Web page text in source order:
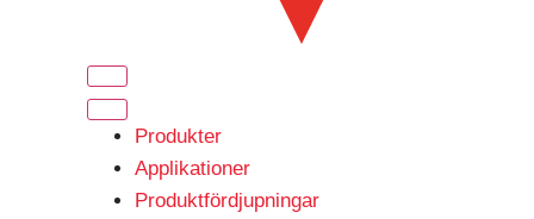
Produkter
Applikationer
Produktfördjupningar